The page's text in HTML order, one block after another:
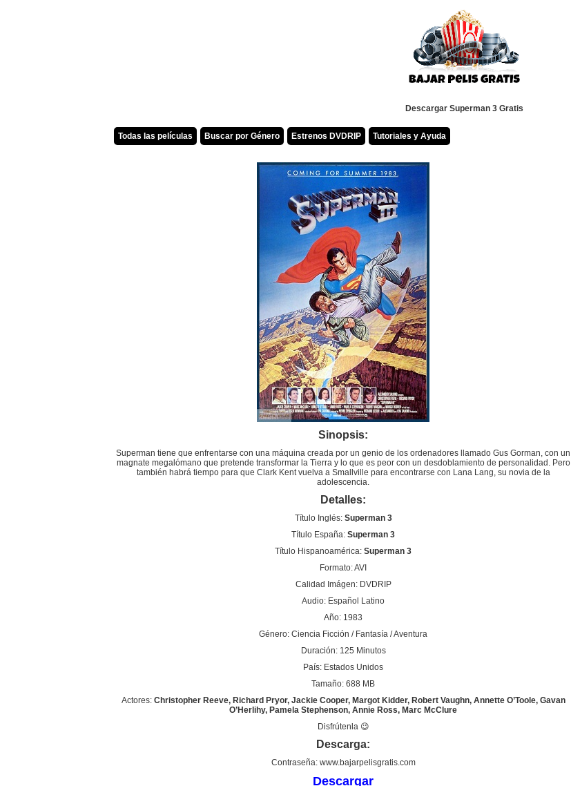
Descargar Superman 3 Gratis
Todas las películas Buscar por Género Estrenos DVDRIP Tutoriales y Ayuda
Sinopsis:
Superman tiene que enfrentarse con una máquina creada por un genio de los ordenadores llamado Gus Gorman, con un
magnate megalómano que pretende transformar la Tierra y lo que es peor con un desdoblamiento de personalidad. Pero
también habrá tiempo para que Clark Kent vuelva a Smallville para encontrarse con Lana Lang, su novia de la
adolescencia.
Detalles:
Título Inglés: Superman 3
Título España: Superman 3
Título Hispanoamérica: Superman 3
Formato: AVI
Calidad Imágen: DVDRIP
Audio: Español Latino
Año: 1983
Género: Ciencia Ficción / Fantasía / Aventura
Duración: 125 Minutos
País: Estados Unidos
Tamaño: 688 MB
Actores: Christopher Reeve, Richard Pryor, Jackie Cooper, Margot Kidder, Robert Vaughn, Annette O’Toole, Gavan
O’Herlihy, Pamela Stephenson, Annie Ross, Marc McClure
Disfrútenla 😉
Descarga:
Contraseña: www.bajarpelisgratis.com
Descargar